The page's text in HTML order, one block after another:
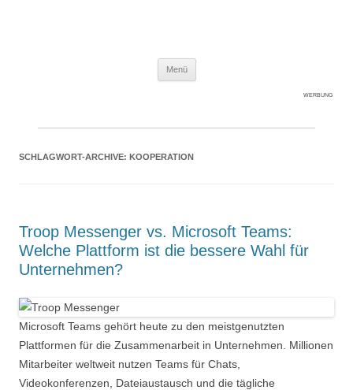
Menü
WERBUNG
SCHLAGWORT-ARCHIVE: KOOPERATION
Troop Messenger vs. Microsoft Teams:
Welche Plattform ist die bessere Wahl für
Unternehmen?
Microsoft Teams gehört heute zu den meistgenutzten
Plattformen für die Zusammenarbeit in Unternehmen. Millionen
Mitarbeiter weltweit nutzen Teams für Chats,
Videokonferenzen, Dateiaustausch und die tägliche